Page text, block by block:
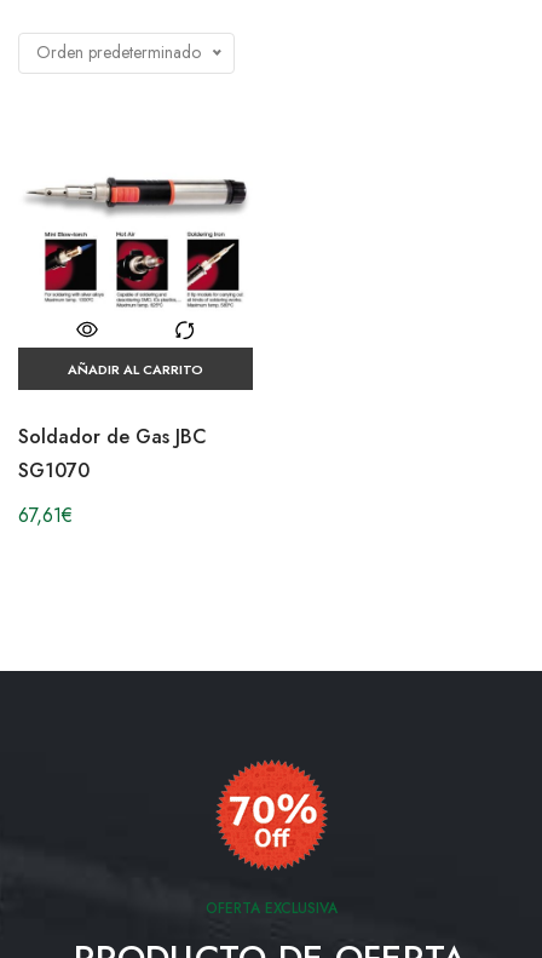
Orden predeterminado
AÑADIR AL CARRITO
Soldador de Gas JBC
SG1070
67,61€
OFERTA EXCLUSIVA